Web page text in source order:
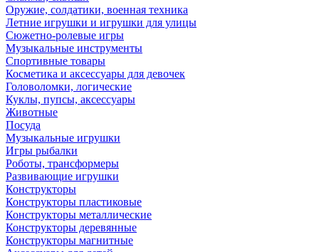
Оружие, солдатики, военная техника
Летние игрушки и игрушки для улицы
Сюжетно-ролевые игры
Музыкальные инструменты
Спортивные товары
Косметика и аксессуары для девочек
Головоломки, логические
Куклы, пупсы, аксессуары
Животные
Посуда
Музыкальные игрушки
Игры рыбалки
Роботы, трансформеры
Развивающие игрушки
Конструкторы
Конструкторы пластиковые
Конструкторы металлические
Конструкторы деревянные
Конструкторы магнитные